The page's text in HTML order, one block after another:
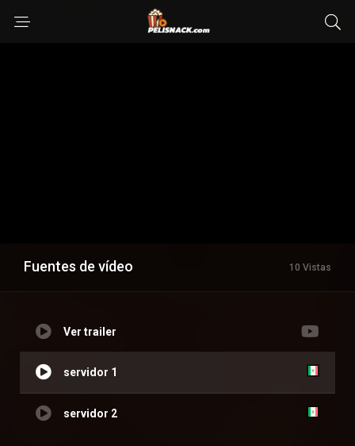
Fuentes de vídeo 10 Vistas
Ver trailer
servidor 1
servidor 2